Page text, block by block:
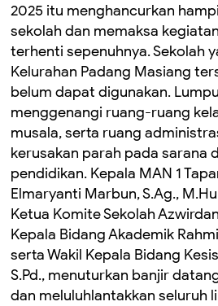
2025 itu menghancurkan
sekolah dan memaksa
terhenti sepenuhnya. Sekolah
Kelurahan Padang Masiang
belum dapat digunakan.
menggenangi ruang-ruang
musala, serta ruang
kerusakan parah pada sarana
pendidikan. Kepala MAN 1
Elmaryanti Marbun, S.Ag.,
Ketua Komite Sekolah
Kepala Bidang Akademik
serta Wakil Kepala Bidang
S.Pd., menuturkan banjir
dan meluluhlantakkan seluruh